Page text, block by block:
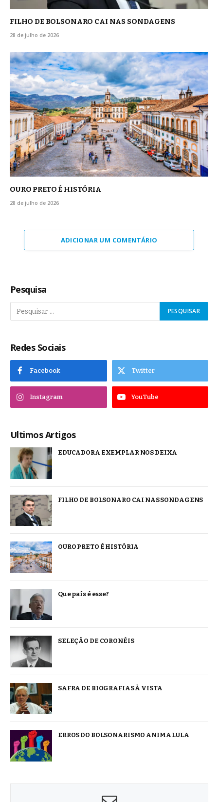
FILHO DE BOLSONARO CAI NAS SONDAGENS
28 de julho de 2026
OURO PRETO É HISTÓRIA
28 de julho de 2026
ADICIONAR UM COMENTÁRIO
Pesquisa
Redes Sociais
Facebook Twitter
Instagram YouTube
Ultimos Artigos
EDUCADORA EXEMPLAR NOS DEIXA
FILHO DE BOLSONARO CAI NAS SONDAGENS
OURO PRETO É HISTÓRIA
Que país é esse?
SELEÇÃO DE CORONÉIS
SAFRA DE BIOGRAFIAS À VISTA
ERROS DO BOLSONARISMO ANIMA LULA